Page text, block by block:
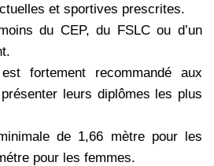
et sportives prescrites.
du CEP, du FSLC ou d’un
fortement recommandé aux
leurs diplômes les plus
de 1,66 mètre pour les
pour les femmes.